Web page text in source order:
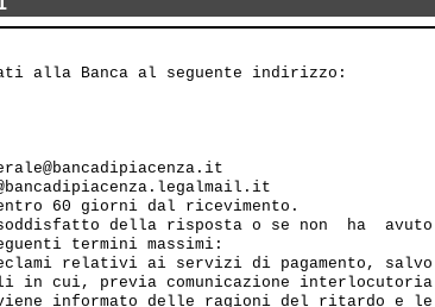
alla Banca al seguente indirizzo:
60 giorni dal ricevimento.
della risposta o se non  ha  avuto
termini massimi:
relativi ai servizi di pagamento, salvo
in cui, previa comunicazione interlocutoria
informato delle ragioni del ritardo e le